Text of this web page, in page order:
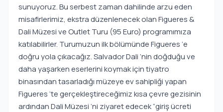
sunuyoruz. Bu serbest zaman dahilinde arzu eden
misafirlerimiz, ekstra düzenlenecek olan Figueres &
Dali Müzesi ve Outlet Turu (95 Euro) programımıza
katılabilirler. Turumuzun ilk bölümünde Figueres ‘e
doğru yola çıkacağız. Salvador Dali ‘nin doğduğu ve
daha yaşarken eserlerini koymak için tiyatro
binasından tasarladığı müzeye ev sahipliği yapan
Figueres ‘te gerçekleştireceğimiz kısa çevre gezisinin
ardından Dali Müzesi ‘ni ziyaret edecek “giriş ücreti